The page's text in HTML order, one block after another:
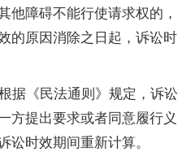
他障碍不能行使请求权的，
的原因消除之日起，诉讼时
《民法通则》规定，诉讼
方提出要求或者同意履行义
时效期间重新计算。